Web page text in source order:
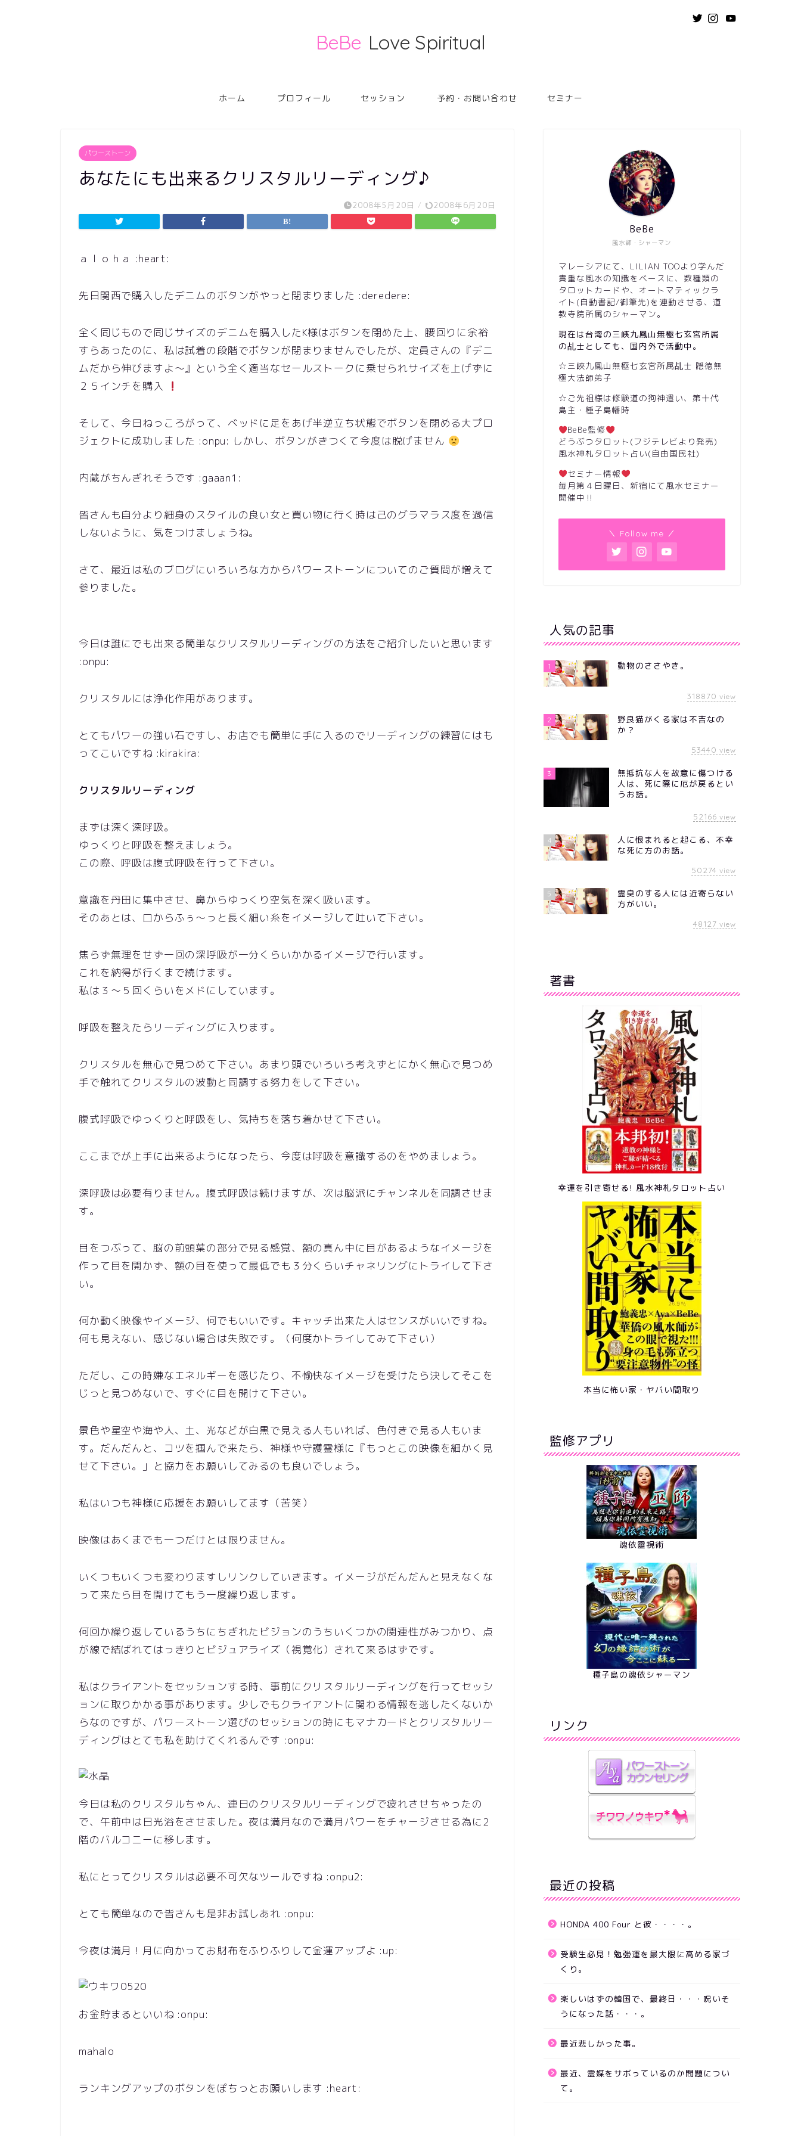
BeBe Love Spiritual
ホーム プロフィール セッション 予約・お問い合わせ セミナー
パワーストーン
あなたにも出来るクリスタルリーディング♪
2008年5月20日 / 2008年6月20日
ａｌｏｈａ :heart:
先日関西で購入したデニムのボタンがやっと閉まりました :deredere:
全く同じもので同じサイズのデニムを購入したK様はボタンを閉めた上、腰回りに余裕
すらあったのに、私は試着の段階でボタンが閉まりませんでしたが、定員さんの『デニ
ムだから伸びますよ～』という全く適当なセールストークに乗せられサイズを上げずに
２５インチを購入
そして、今日ねっころがって、ベッドに足をあげ半逆立ち状態でボタンを閉める大プロ
ジェクトに成功しました :onpu: しかし、ボタンがきつくて今度は脱げません
内蔵がちんぎれそうです :gaaan1:
皆さんも自分より細身のスタイルの良い女と買い物に行く時は己のグラマラス度を過信
しないように、気をつけましょうね。
さて、最近は私のブログにいろいろな方からパワーストーンについてのご質問が増えて
参りました。
今日は誰にでも出来る簡単なクリスタルリーディングの方法をご紹介したいと思います
:onpu:
クリスタルには浄化作用があります。
とてもパワーの強い石ですし、お店でも簡単に手に入るのでリーディングの練習にはも
ってこいですね :kirakira:
クリスタルリーディング
まずは深く深呼吸。
ゆっくりと呼吸を整えましょう。
この際、呼吸は腹式呼吸を行って下さい。
意識を丹田に集中させ、鼻からゆっくり空気を深く吸います。
そのあとは、口からふぅ～っと長く細い糸をイメージして吐いて下さい。
焦らず無理をせず一回の深呼吸が一分くらいかかるイメージで行います。
これを納得が行くまで続けます。
私は３～５回くらいをメドにしています。
呼吸を整えたらリーディングに入ります。
クリスタルを無心で見つめて下さい。あまり頭でいろいろ考えずとにかく無心で見つめ
手で触れてクリスタルの波動と同調する努力をして下さい。
腹式呼吸でゆっくりと呼吸をし、気持ちを落ち着かせて下さい。
ここまでが上手に出来るようになったら、今度は呼吸を意識するのをやめましょう。
深呼吸は必要有りません。腹式呼吸は続けますが、次は脳派にチャンネルを同調させま
す。
目をつぶって、脳の前頭葉の部分で見る感覚、額の真ん中に目があるようなイメージを
作って目を開かず、額の目を使って最低でも３分くらいチャネリングにトライして下さ
い。
何か動く映像やイメージ、何でもいいです。キャッチ出来た人はセンスがいいですね。
何も見えない、感じない場合は失敗です。（何度かトライしてみて下さい）
ただし、この時嫌なエネルギーを感じたり、不愉快なイメージを受けたら決してそこを
じっと見つめないで、すぐに目を開けて下さい。
景色や星空や海や人、土、光などが白黒で見える人もいれば、色付きで見る人もいま
す。だんだんと、コツを掴んで来たら、神様や守護霊様に『もっとこの映像を細かく見
せて下さい。」と協力をお願いしてみるのも良いでしょう。
私はいつも神様に応援をお願いしてます（苦笑）
映像はあくまでも一つだけとは限りません。
いくつもいくつも変わりますしリンクしていきます。イメージがだんだんと見えなくな
って来たら目を開けてもう一度繰り返します。
何回か繰り返しているうちにちぎれたビジョンのうちいくつかの関連性がみつかり、点
が線で結ばれてはっきりとビジュアライズ（視覚化）されて来るはずです。
私はクライアントをセッションする時、事前にクリスタルリーディングを行ってセッシ
ョンに取りかかる事があります。少しでもクライアントに関わる情報を逃したくないか
らなのですが、パワーストーン選びのセッションの時にもマナカードとクリスタルリー
ディングはとても私を助けてくれるんです :onpu:
今日は私のクリスタルちゃん、連日のクリスタルリーディングで疲れさせちゃったの
で、午前中は日光浴をさせました。夜は満月なので満月パワーをチャージさせる為に2
階のバルコニーに移します。
私にとってクリスタルは必要不可欠なツールですね :onpu2:
とても簡単なので皆さんも是非お試しあれ :onpu:
今夜は満月！月に向かってお財布をふりふりして金運アップよ :up:
お金貯まるといいね :onpu:
mahalo
ランキングアップのボタンをぽちっとお願いします :heart:
風水師・シャーマン
BeBe
マレーシアにて、LILIAN TOOより学んだ
貴重な風水の知識をベースに、数種類の
タロットカードや、オートマティックラ
イト(自動書記/御筆先)を連動させる、道
教寺院所属のシャーマン。
現在は台湾の三峽九鳳山無極七玄宮所属
の乩士としても、国内外で活動中。
☆三峽九鳳山無極七玄宮所属乩士 隠徳無
極大法師弟子
☆ご先祖様は修験道の狗神遣い、第十代
島主・種子島幡時
BeBe監修
どうぶつタロット(フジテレビより発売)
風水神札タロット占い(自由国民社)
セミナー情報
毎月第４日曜日、新宿にて風水セミナー
開催中‼︎
＼ Follow me ／
人気の記事
1 動物のささやき。
318870 view
2
野良猫がくる家は不吉なの
か？
53440 view
3
無抵抗な人を故意に傷つける
人は、死に際に厄が戻るとい
うお話。
52166 view
4
人に恨まれると起こる、不幸
な死に方のお話。
50274 view
5
霊臭のする人には近寄らない
方がいい。
48127 view
著書
幸運を引き寄せる! 風水神札タロット占い
本当に怖い家・ヤバい間取り
監修アプリ
魂依靈視術
種子島の魂依シャーマン
リンク
最近の投稿
HONDA 400 Four と彼・・・・。
受験生必見！勉強運を最大限に高める家づ
くり。
楽しいはずの韓国で、最終日・・・呪いそ
うになった話・・・。
最近悲しかった事。
最近、霊媒をサボっているのか問題につい
て。